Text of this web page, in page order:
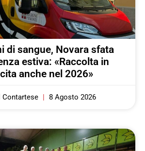
di sangue, Novara sfata
estiva: «Raccolta in
anche nel 2026»
Contartese 8 Agosto 2026